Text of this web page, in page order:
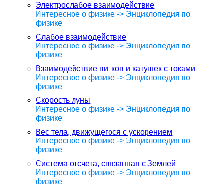
Электрослабое взаимодействие
Интересное о физике -> Энциклопедия по
физике
Слабое взаимодействие
Интересное о физике -> Энциклопедия по
физике
Взаимодействие витков и катушек с токами
Интересное о физике -> Энциклопедия по
физике
Скорость луны
Интересное о физике -> Энциклопедия по
физике
Вес тела, движущегося с ускорением
Интересное о физике -> Энциклопедия по
физике
Система отсчета, связанная с Землей
Интересное о физике -> Энциклопедия по
физике